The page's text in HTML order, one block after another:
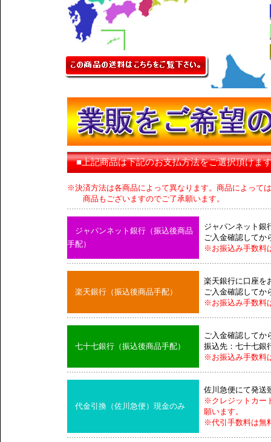
■上記商品は下記のお支払方法をご選択頂けま
※決済方法は各商品によって異なります。商品によって
商品もございますのでご了承願います。
ジャパンネット銀行（振込後商品
手配）
ジャパンネット銀
ご入金確認してか
※お振込み手数料
楽天銀行（振込後商品手配）
楽天銀行に口座を
ご入金確認してか
※お振込み手数料
七十七銀行（振込後商品手配）
ご入金確認してか
振込先：七十七銀
※お振込み手数料
代金引換（佐川急便）現金のみ
佐川急便にて発送
※クレジットカー
願います。
※代引手数料は無